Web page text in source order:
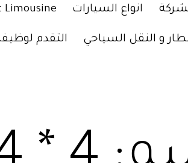
انواع السيارات Limousine
و النقل السياحي التقدم